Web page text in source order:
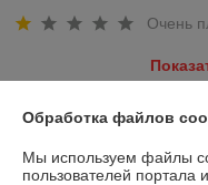
Очень
Обработка файлов
Мы используем файлы
пользователей портала